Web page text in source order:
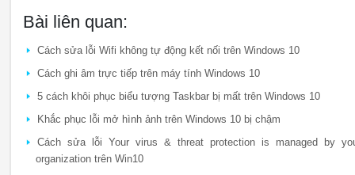
Bài liên quan:
Cách sửa lỗi Wifi không tự động kết nối trên Windows 10
Cách ghi âm trực tiếp trên máy tính Windows 10
5 cách khôi phục biểu tượng Taskbar bị mất trên Windows 10
Khắc phục lỗi mở hình ảnh trên Windows 10 bị chậm
Cách sửa lỗi Your virus & threat protection is managed by
organization trên Win10